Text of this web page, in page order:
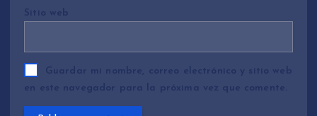
Sitio web
Guardar mi nombre, correo electrónico y sitio web
en este navegador para la próxima vez que comente.